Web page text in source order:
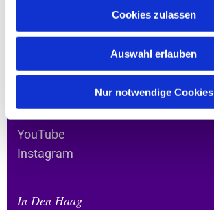
Cookies zulassen
Auswahl erlauben
Nur notwendige Cookies
In den sozialen Medien
YouTube
Instagram
In Den Haag